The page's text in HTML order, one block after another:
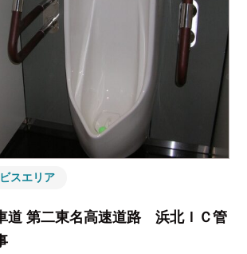
スエリア
道 第二東名高速道路 浜北ＩＣ管